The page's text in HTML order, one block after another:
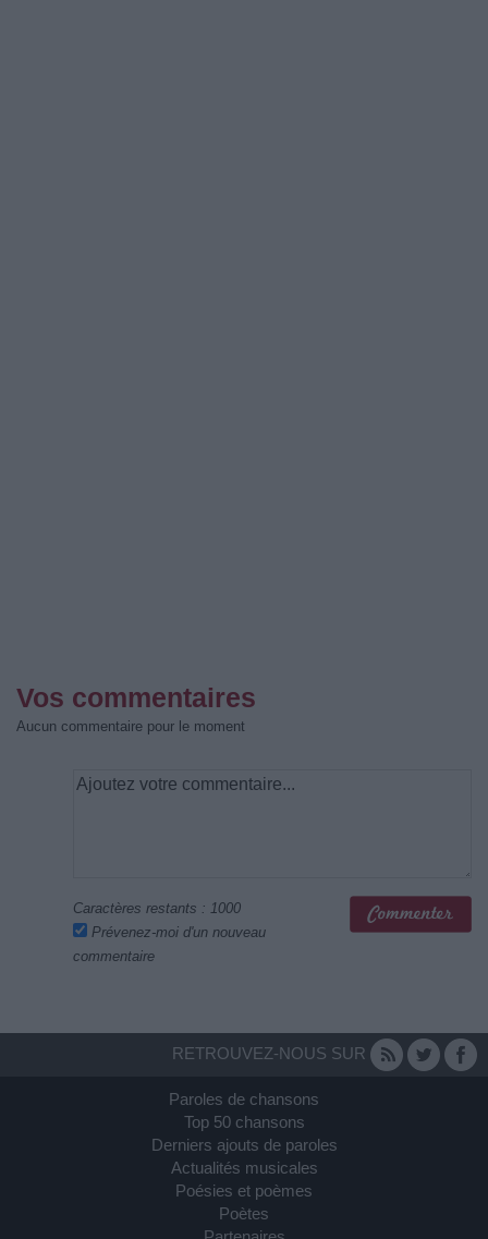
Vos commentaires
Aucun commentaire pour le moment
Caractères restants : 1000
Prévenez-moi d'un nouveau
commentaire
RETROUVEZ-NOUS SUR
Paroles de chansons
Top 50 chansons
Derniers ajouts de paroles
Actualités musicales
Poésies et poèmes
Poètes